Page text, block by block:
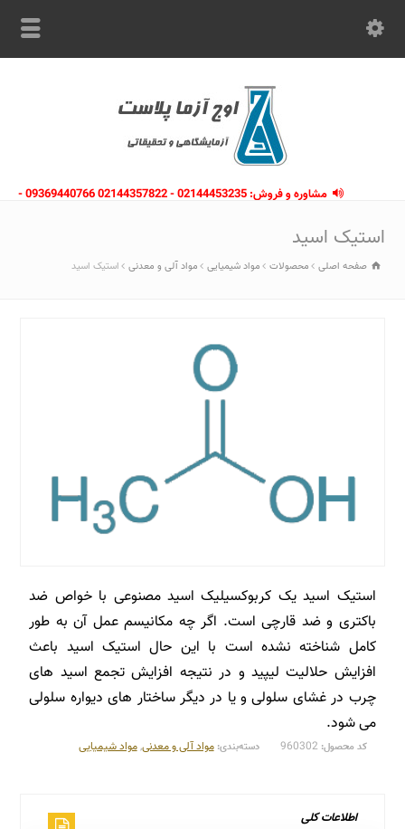
مشاوره و فروش: 02144453235 - 02144357822 09369440766 -
استیک اسید
صفحه اصلی محصولات مواد شیمیایی مواد آلی و معدنی استیک اسید
استیک اسید یک کربوکسیلیک اسید مصنوعی با خواص ضد
باکتری و ضد قارچی است. اگر چه مکانیسم عمل آن به طور
کامل شناخته نشده است با این حال استیک اسید باعث
افزایش حلالیت لیپید و در نتیجه افزایش تجمع اسید های
چرب در غشای سلولی و یا در دیگر ساختار های دیواره سلولی
می شود.
کد محصول: دسته‌بندی: مواد آلی و معدنی,مواد شیمیایی
اطلاعات کلی